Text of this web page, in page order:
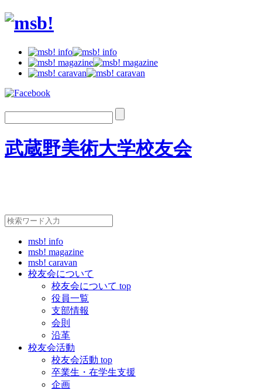
武蔵野美術大学校友会
msb! info
msb! magazine
msb! caravan
校友会について
校友会について top
役員一覧
支部情報
会則
沿革
校友会活動
校友会活動 top
卒業生・在学生支援
企画